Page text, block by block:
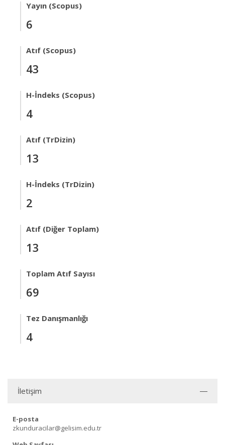
Yayın (Scopus)
6
Atıf (Scopus)
43
H-İndeks (Scopus)
4
Atıf (TrDizin)
13
H-İndeks (TrDizin)
2
Atıf (Diğer Toplam)
13
Toplam Atıf Sayısı
69
Tez Danışmanlığı
4
İletişim
E-posta
zkunduracilar@gelisim.edu.tr